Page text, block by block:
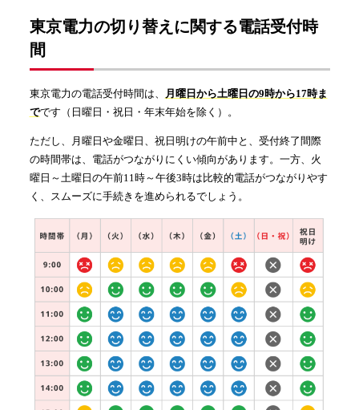
東京電力の切り替えに関する電話受付時
間
東京電力の電話受付時間は、
月曜日から土曜日の9時から17時ま
でです（日曜日・祝日・年末年始を除く）。
ただし、月曜日や金曜日、祝日明けの午前中と、受付終了間際
の時間帯は、電話がつながりにくい傾向があります。一方、火
曜日～土曜日の午前11時～午後3時は比較的電話がつながりやす
く、スムーズに手続きを進められるでしょう。